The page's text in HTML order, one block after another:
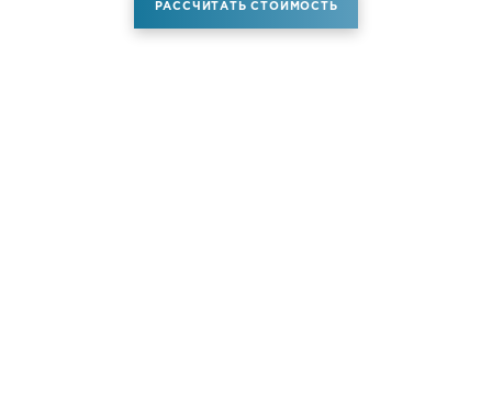
РАССЧИТАТЬ СТОИМОСТЬ